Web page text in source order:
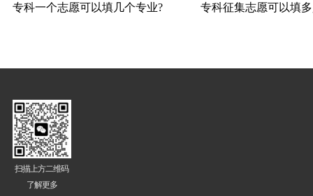
专科一个志愿可以填几个专业? 专科征集志愿可以填
扫描上方二维码
了解更多